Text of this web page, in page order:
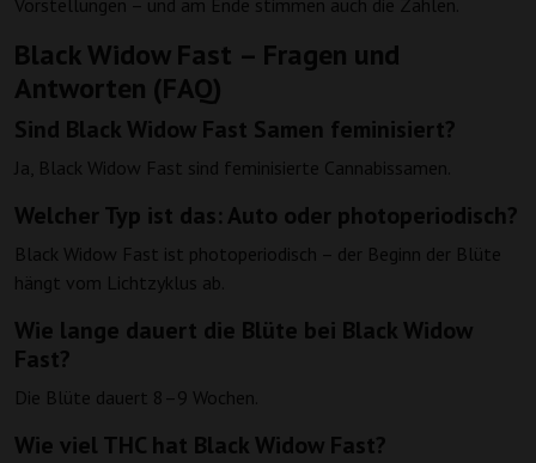
Vorstellungen – und am Ende stimmen auch die Zahlen.
Black Widow Fast – Fragen und
Antworten (FAQ)
Sind Black Widow Fast Samen feminisiert?
Ja, Black Widow Fast sind feminisierte Cannabissamen.
Welcher Typ ist das: Auto oder photoperiodisch?
Black Widow Fast ist photoperiodisch – der Beginn der Blüte
hängt vom Lichtzyklus ab.
Wie lange dauert die Blüte bei Black Widow
Fast?
Die Blüte dauert 8–9 Wochen.
Wie viel THC hat Black Widow Fast?